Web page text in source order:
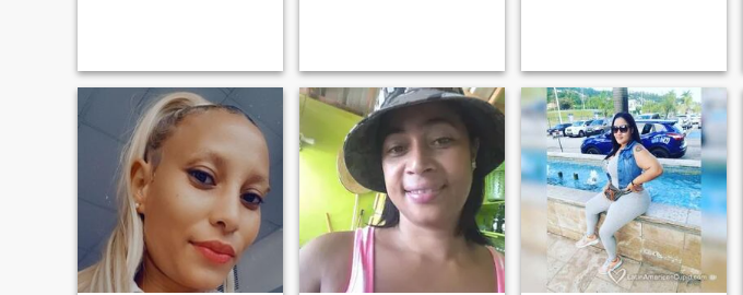
respeto y la confianza.
Disfruto aprender cosas
nuevas, escuchar música,
ver películas y pasar tiempo
de calidad con las personas
que aprecio. Valoro la
honestidad, la lealtad y el
esfuerzo por crecer cada día.
Estoy aquí para conocer a
alguien que tenga buenas
intenciones, sea amable,
respetuoso y que también
crea que una buena relación
comienza con una buena